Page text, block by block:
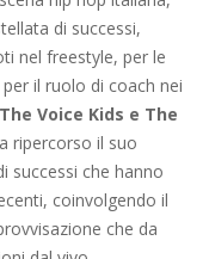
di successi,
nel freestyle, per le
per il ruolo di coach nei
Voice Kids e The
ripercorso il suo
successi che hanno
coinvolgendo il
che da